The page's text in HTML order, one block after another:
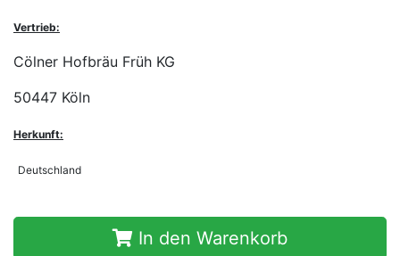
Vertrieb:
Cölner Hofbräu Früh KG
50447 Köln
Herkunft:
Deutschland
In den Warenkorb